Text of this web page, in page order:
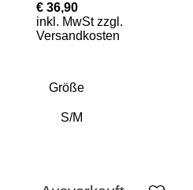
€ 36,90
inkl. MwSt zzgl.
Versandkosten
Größe